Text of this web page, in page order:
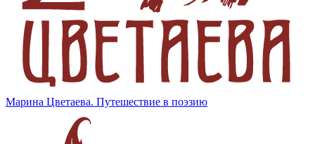
Марина Цветаева. Путешествие в поэзию